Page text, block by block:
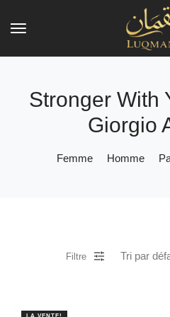
Stronger With
Giorgio
Femme Homme
Filtre